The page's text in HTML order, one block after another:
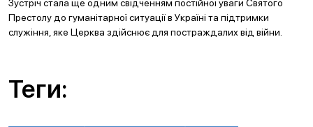
Зустріч стала ще одним свідченням постійної уваги Святого
Престолу до гуманітарної ситуації в Україні та підтримки
служіння, яке Церква здійснює для постраждалих від війни.
Теги: